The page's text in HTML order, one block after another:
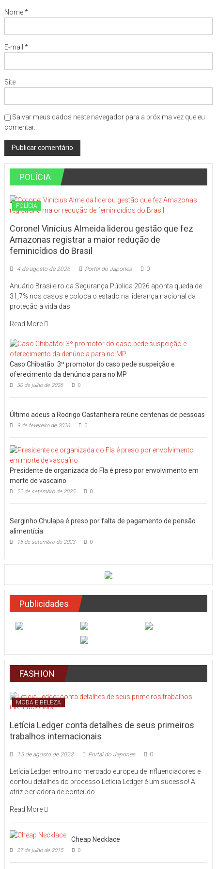
Nome*
E-mail *
Site
Salvar meus dados neste navegador para a próxima vez que eu
comentar.
POLÍCIA
POLÍCIA
Coronel Vinícius Almeida liderou gestão que fez
Amazonas registrar a maior redução de
feminicídios do Brasil
4 de agosto de 2026 Portal do Japones 0
Anuário Brasileiro da Segurança Pública 2026 aponta queda de
31,7% nos casos e coloca o estado na liderança nacional da
proteção à vida das
Read More
Caso Chibatão: 3º promotor do caso pede suspeição e
oferecimento da denúncia para no MP
30 de julho de 2026 0
Último adeus a Rodrigo Castanheira reúne centenas de pessoas
9 de fevereiro de 2026 0
Presidente de organizada do Fla é preso por envolvimento em
morte de vascaíno
22 de setembro de 2025 0
Serginho Chulapa é preso por falta de pagamento de pensão
alimentícia
15 de setembro de 2023 0
Publicidades
FASHION
MODA E BELEZA
Letícia Ledger conta detalhes de seus primeiros
trabalhos internacionais
15 de agosto de 2022 Portal do Japones 0
Letícia Ledger entrou no mercado europeu de influenciadores e
contou detalhes do processo Letícia Ledger é um sucesso! A
atriz e criadora de conteúdo
Read More
Cheap Necklace
27 de julho de 2015 0